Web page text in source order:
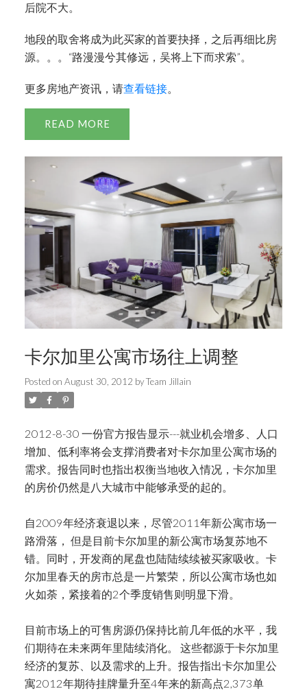
后院不大。
地段的取舍将成为此买家的首要抉择，之后再细比房
源。。。“路漫漫兮其修远，吴将上下而求索”。
更多房地产资讯，请查看链接。
READ
卡尔加里公寓市场往上调整
Posted on August 30, 2012 byTeam Jillain
2012-8-30 一份官方报告显示---就业机会增多、人口
增加、低利率将会支撑消费者对卡尔加里公寓市场的
需求。报告同时也指出权衡当地收入情况，卡尔加里
的房价仍然是八大城市中能够承受的起的。
自2009年经济衰退以来，尽管2011年新公寓市场一
路滑落， 但是目前卡尔加里的新公寓市场复苏地不
错。同时，开发商的尾盘也陆陆续续被买家吸收。卡
尔加里春天的房市总是一片繁荣，所以公寓市场也如
火如荼，紧接着的2个季度销售则明显下滑。
目前市场上的可售房源仍保持比前几年低的水平，我
们期待在未来两年里陆续消化。 这些都源于卡尔加里
经济的复苏、以及需求的上升。报告指出卡尔加里公
寓2012年期待挂牌量升至4年来的新高点2,373单